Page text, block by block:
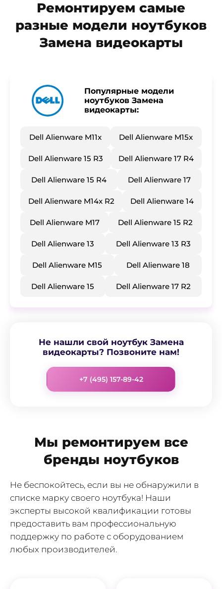
гарантия сроком 1 год.
Ремонтируем самые
разные модели ноутбуков
Замена видеокарты
Популярные модели
ноутбуков Замена
видеокарты:
Dell Alienware M11x Dell Alienware M15x
Dell Alienware 15 R3 Dell Alienware 17 R4
Dell Alienware 15 R4 Dell Alienware 17
Dell Alienware M14x R2 Dell Alienware 14
Dell Alienware M17 Dell Alienware 15 R2
Dell Alienware 13 Dell Alienware 13 R3
Dell Alienware M15 Dell Alienware 18
Dell Alienware 15 Dell Alienware 17 R2
Не нашли свой ноутбук Замена
видеокарты? Позвоните нам!
+7 (495) 157-89-42
Мы ремонтируем все
бренды ноутбуков
Не беспокойтесь, если вы не обнаружили в
списке марку своего ноутбука! Наши
эксперты высокой квалификации готовы
предоставить вам профессиональную
поддержку по работе с оборудованием
любых производителей.